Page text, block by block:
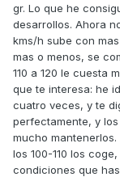
gr. Lo que he
desarrollos. Ahora
kms/h sube con
mas o menos, se
110 a 120 le cuesta
que te interesa: he
cuatro veces, y te
perfectamente, y
mucho
los 100-110 los
condiciones que